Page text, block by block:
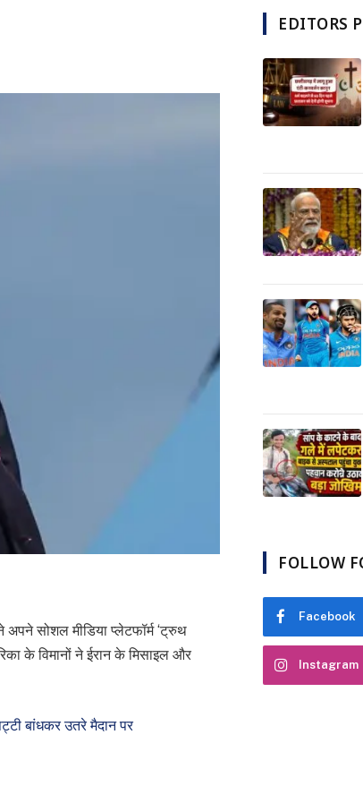
अपने सोशल मीडिया प्लेटफॉर्म ‘ट्रुथ
के विमानों ने ईरान के मिसाइल और
बांधकर उतरे मैदान पर
EDITORS
FOLLOW
Facebook
Instagram